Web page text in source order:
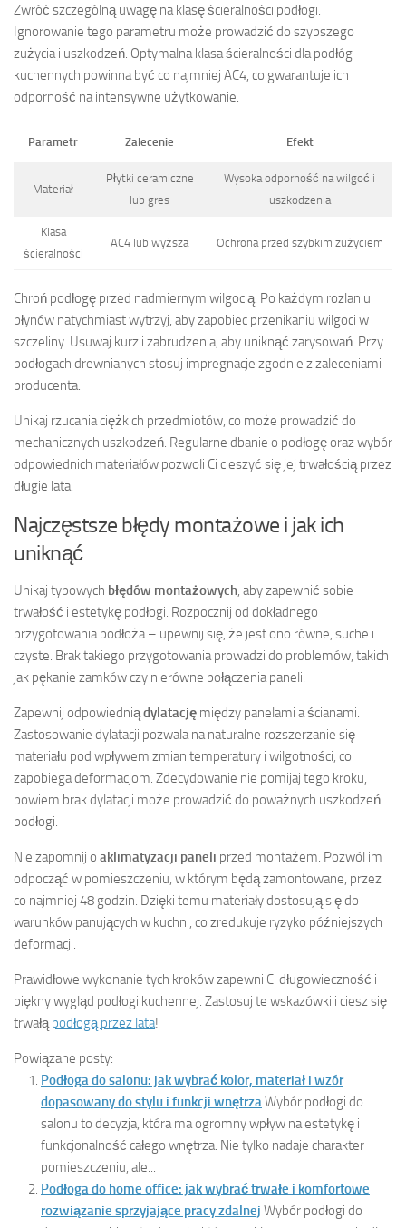
Zwróć szczególną uwagę na klasę ścieralności podłogi.
Ignorowanie tego parametru może prowadzić do szybszego
zużycia i uszkodzeń. Optymalna klasa ścieralności dla podłóg
kuchennych powinna być co najmniej AC4, co gwarantuje ich
odporność na intensywne użytkowanie.
Parametr Zalecenie Efekt
Materiał
Płytki ceramiczne
lub gres
Wysoka odporność na wilgoć i
uszkodzenia
Klasa
ścieralności
AC4 lub wyższa Ochrona przed szybkim zużyciem
Chroń podłogę przed nadmiernym wilgocią. Po każdym rozlaniu
płynów natychmiast wytrzyj, aby zapobiec przenikaniu wilgoci w
szczeliny. Usuwaj kurz i zabrudzenia, aby uniknąć zarysowań. Przy
podłogach drewnianych stosuj impregnacje zgodnie z zaleceniami
producenta.
Unikaj rzucania ciężkich przedmiotów, co może prowadzić do
mechanicznych uszkodzeń. Regularne dbanie o podłogę oraz wybór
odpowiednich materiałów pozwoli Ci cieszyć się jej trwałością przez
długie lata.
Najczęstsze błędy montażowe i jak ich
uniknąć
Unikaj typowych błędów montażowych, aby zapewnić sobie
trwałość i estetykę podłogi. Rozpocznij od dokładnego
przygotowania podłoża – upewnij się, że jest ono równe, suche i
czyste. Brak takiego przygotowania prowadzi do problemów, takich
jak pękanie zamków czy nierówne połączenia paneli.
Zapewnij odpowiedniądylatację między panelami a ścianami.
Zastosowanie dylatacji pozwala na naturalne rozszerzanie się
materiału pod wpływem zmian temperatury i wilgotności, co
zapobiega deformacjom. Zdecydowanie nie pomijaj tego kroku,
bowiem brak dylatacji może prowadzić do poważnych uszkodzeń
podłogi.
Nie zapomnij o aklimatyzacji paneli przed montażem. Pozwól im
odpocząć w pomieszczeniu, w którym będą zamontowane, przez
co najmniej 48 godzin. Dzięki temu materiały dostosują się do
warunków panujących w kuchni, co zredukuje ryzyko późniejszych
deformacji.
Prawidłowe wykonanie tych kroków zapewni Ci długowieczność i
piękny wygląd podłogi kuchennej. Zastosuj te wskazówki i ciesz się
trwałąpodłogą przez lata!
Powiązane posty:
Podłoga do salonu: jak wybrać kolor, materiał i wzór
dopasowany do stylu i funkcji wnętrzaWybór podłogi do
salonu to decyzja, która ma ogromny wpływ na estetykę i
funkcjonalność całego wnętrza. Nie tylko nadaje charakter
pomieszczeniu, ale...
Podłoga do home office: jak wybrać trwałe i komfortowe
rozwiązanie sprzyjające pracy zdalnej Wybór podłogi do